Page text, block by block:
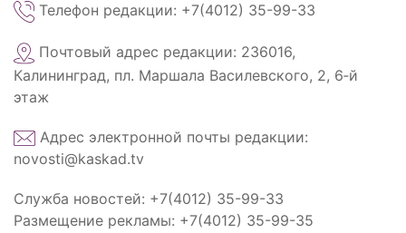
Телефон редакции: +7(4012) 35-99-33
Почтовый адрес редакции: 236016,
Калининград, пл. Маршала Василевского, 2, 6‑й
этаж
Адрес электронной почты редакции:
novosti@kaskad.tv
Служба новостей: +7(4012) 35-99-33
Размещение рекламы: +7(4012) 35-99-35